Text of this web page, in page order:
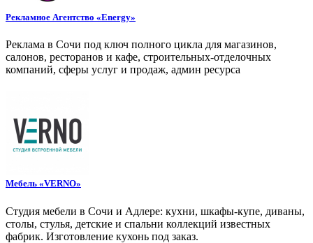
Рекламное Агентство «Energy»
Реклама в Сочи под ключ полного цикла для магазинов,
салонов, ресторанов и кафе, строительных-отделочных
компаний, сферы услуг и продаж, админ ресурса
Мебель «VERNO»
Студия мебели в Сочи и Адлере: кухни, шкафы-купе, диваны,
столы, стулья, детские и спальни коллекций известных
фабрик. Изготовление кухонь под заказ.